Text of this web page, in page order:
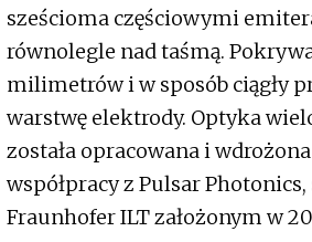
sześcioma częściowymi
równolegle nad taśmą.
milimetrów i w sposób ciągły
warstwę elektrody. Optyka
została opracowana i wdrożona
współpracy z Pulsar
Fraunhofer ILT założonym w